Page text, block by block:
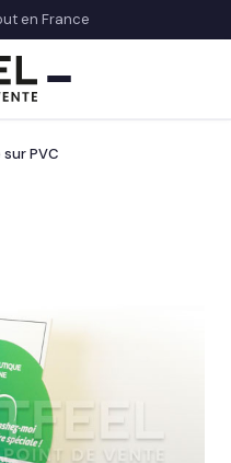
en France
en magasin→
sur PVC